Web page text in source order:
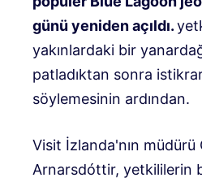
günü yeniden açıldı.
yakınlardaki bir
patladıktan sonra
söylemesinin ardından.
Visit İzlanda'nın müdürü
Arnarsdóttir, yetkililerin